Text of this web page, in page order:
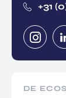
+31
DE